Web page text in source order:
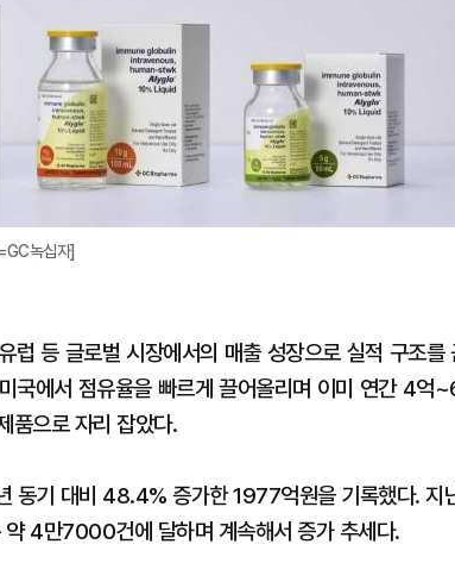
녹십자]
럽 등 글로벌 시장에서의 매출 성장으로 실적 구조를
국에서 점유율을 빠르게 끌어올리며 이미 연간 4억
품으로 자리 잡았다.
동기 대비 48.4% 증가한 1977억원을 기록했다. 지
4만7000건에 달하며 계속해서 증가 추세다.